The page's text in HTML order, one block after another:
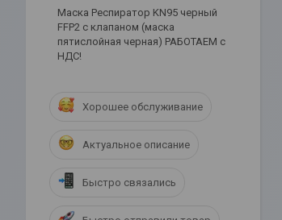
Маска Респиратор KN95 черный
FFP2 с клапаном (маска
пятислойная черная) РАБОТАЕМ с
НДС!
Хорошее обслуживание
Актуальное описание
Быстро связались